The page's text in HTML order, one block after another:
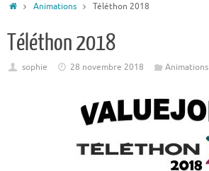
Animations Téléthon 2018
Téléthon 2018
sophie 28 novembre 2018 Animations